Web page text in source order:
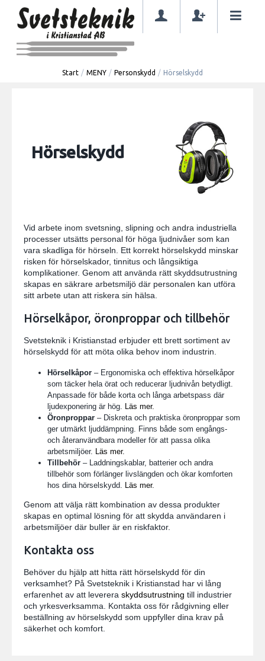
Start / MENY / Personskydd / Hörselskydd
Hörselskydd
Vid arbete inom svetsning, slipning och andra industriella
processer utsätts personal för höga ljudnivåer som kan
vara skadliga för hörseln. Ett korrekt hörselskydd minskar
risken för hörselskador, tinnitus och långsiktiga
komplikationer. Genom att använda rätt skyddsutrustning
skapas en säkrare arbetsmiljö där personalen kan utföra
sitt arbete utan att riskera sin hälsa.
Hörselkåpor, öronproppar och tillbehör
Svetsteknik i Kristianstad erbjuder ett brett sortiment av
hörselskydd för att möta olika behov inom industrin.
Hörselkåpor – Ergonomiska och effektiva hörselkåpor
som täcker hela örat och reducerar ljudnivån betydligt.
Anpassade för både korta och långa arbetspass där
ljudexponering är hög.
Läs mer.
Öronproppar – Diskreta och praktiska öronproppar som
ger utmärkt ljuddämpning. Finns både som engångs-
och återanvändbara modeller för att passa olika
arbetsmiljöer.
Läs mer.
Tillbehör – Laddningskablar, batterier och andra
tillbehör som förlänger livslängden och ökar komforten
hos dina hörselskydd.
Läs mer.
Genom att välja rätt kombination av dessa produkter
skapas en optimal lösning för att skydda användaren i
arbetsmiljöer där buller är en riskfaktor.
Kontakta oss
Behöver du hjälp att hitta rätt hörselskydd för din
verksamhet? På Svetsteknik i Kristianstad har vi lång
erfarenhet av att leverera skyddsutrustning till industrier
och yrkesverksamma. Kontakta oss för rådgivning eller
beställning av hörselskydd som uppfyller dina krav på
säkerhet och komfort.